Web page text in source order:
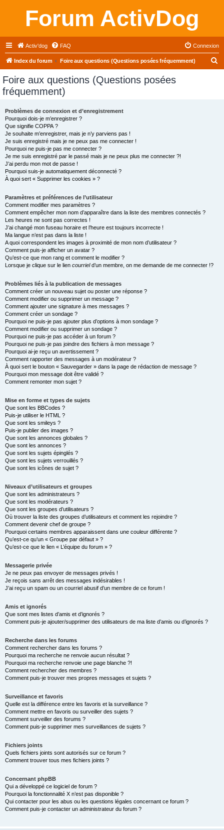
Forum ActivDog
Activ'dog FAQ Connexion
Index du forum Foire aux questions (Questions posées fréquemment)
Foire aux questions (Questions posées
fréquemment)
Problèmes de connexion et d’enregistrement
Pourquoi dois-je m’enregistrer ?
Que signifie COPPA ?
Je souhaite m’enregistrer, mais je n’y parviens pas !
Je suis enregistré mais je ne peux pas me connecter !
Pourquoi ne puis-je pas me connecter ?
Je me suis enregistré par le passé mais je ne peux plus me connecter ?!
J’ai perdu mon mot de passe !
Pourquoi suis-je automatiquement déconnecté ?
À quoi sert « Supprimer les cookies » ?
Paramètres et préférences de l’utilisateur
Comment modifier mes paramètres ?
Comment empêcher mon nom d’apparaître dans la liste des membres connectés ?
Les heures ne sont pas correctes !
J’ai changé mon fuseau horaire et l’heure est toujours incorrecte !
Ma langue n’est pas dans la liste !
A quoi correspondent les images à proximité de mon nom d’utilisateur ?
Comment puis-je afficher un avatar ?
Qu’est-ce que mon rang et comment le modifier ?
Lorsque je clique sur le lien courrield’un membre, on me demande de me connecter !?
Problèmes liés à la publication de messages
Comment créer un nouveau sujet ou poster une réponse ?
Comment modifier ou supprimer un message ?
Comment ajouter une signature à mes messages ?
Comment créer un sondage ?
Pourquoi ne puis-je pas ajouter plus d’options à mon sondage ?
Comment modifier ou supprimer un sondage ?
Pourquoi ne puis-je pas accéder à un forum ?
Pourquoi ne puis-je pas joindre des fichiers à mon message ?
Pourquoi ai-je reçu un avertissement ?
Comment rapporter des messages à un modérateur ?
À quoi sert le bouton « Sauvegarder » dans la page de rédaction de message ?
Pourquoi mon message doit être validé ?
Comment remonter mon sujet ?
Mise en forme et types de sujets
Que sont les BBCodes ?
Puis-je utiliser le HTML ?
Que sont les smileys ?
Puis-je publier des images ?
Que sont les annonces globales ?
Que sont les annonces ?
Que sont les sujets épinglés ?
Que sont les sujets verrouillés ?
Que sont les icônes de sujet ?
Niveaux d’utilisateurs et groupes
Que sont les administrateurs ?
Que sont les modérateurs ?
Que sont les groupes d’utilisateurs ?
Où trouver la liste des groupes d’utilisateurs et comment les rejoindre ?
Comment devenir chef de groupe ?
Pourquoi certains membres apparaissent dans une couleur différente ?
Qu’est-ce qu’un « Groupe par défaut » ?
Qu’est-ce que le lien « L’équipe du forum » ?
Messagerie privée
Je ne peux pas envoyer de messages privés !
Je reçois sans arrêt des messages indésirables !
J’ai reçu un spam ou un courriel abusif d’un membre de ce forum !
Amis et ignorés
Que sont mes listes d’amis et d’ignorés ?
Comment puis-je ajouter/supprimer des utilisateurs de ma liste d’amis ou d’ignorés ?
Recherche dans les forums
Comment rechercher dans les forums ?
Pourquoi ma recherche ne renvoie aucun résultat ?
Pourquoi ma recherche renvoie une page blanche ?!
Comment rechercher des membres ?
Comment puis-je trouver mes propres messages et sujets ?
Surveillance et favoris
Quelle est la différence entre les favoris et la surveillance ?
Comment mettre en favoris ou surveiller des sujets ?
Comment surveiller des forums ?
Comment puis-je supprimer mes surveillances de sujets ?
Fichiers joints
Quels fichiers joints sont autorisés sur ce forum ?
Comment trouver tous mes fichiers joints ?
Concernant phpBB
Qui a développé ce logiciel de forum ?
Pourquoi la fonctionnalité X n’est pas disponible ?
Qui contacter pour les abus ou les questions légales concernant ce forum ?
Comment puis-je contacter un administrateur du forum ?